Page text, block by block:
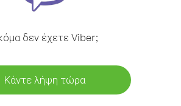
δεν έχετε Viber;
Κάντε λήψη τώρα